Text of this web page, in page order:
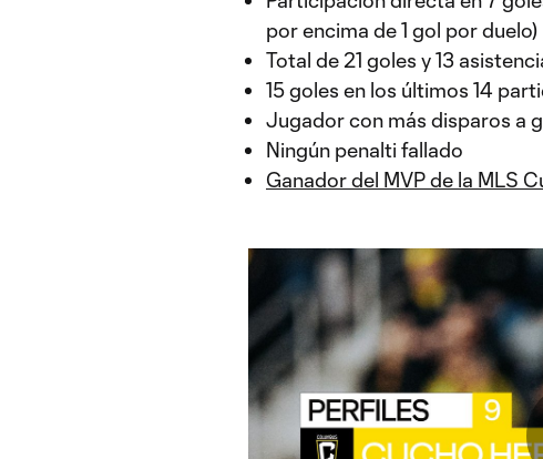
por encima de 1 gol por duelo)
Total de 21 goles y 13
15 goles en los últimos 14
Jugador con más disparos a
Ningún penalti fallado
Ganador del MVP de la MLS